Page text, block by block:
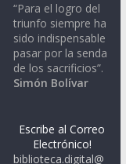
“Para el logro del
triunfo siempre ha
sido indispensable
pasar por la senda
de los sacrificios”.
Simón Bolívar
Escribe al Correo
Electrónico!
biblioteca.digital@